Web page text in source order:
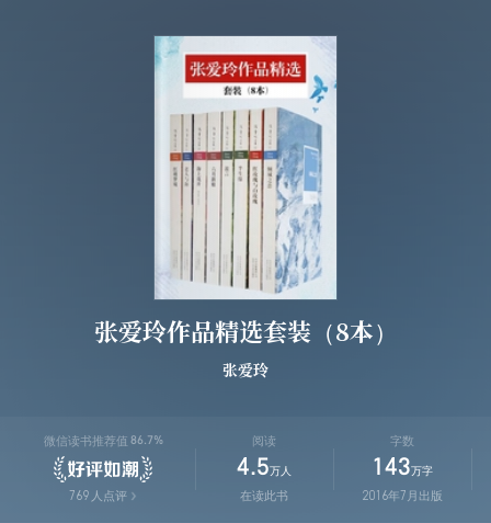
张爱玲作品精选套装（8本）
张爱玲
微信读书推荐值 86.7%
769 人点评
阅读
4.5 万人
在读此书
字数
143 万字
2016年7月出版